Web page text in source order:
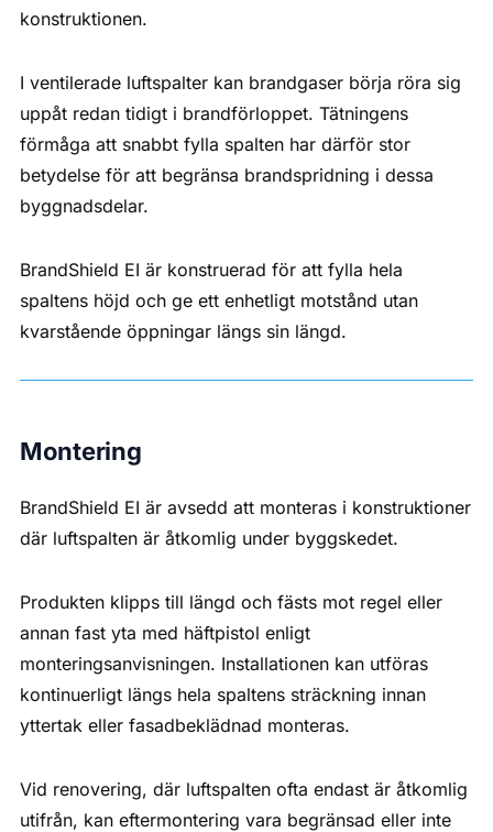
konstruktionen.
I ventilerade luftspalter kan brandgaser börja röra sig
uppåt redan tidigt i brandförloppet. Tätningens
förmåga att snabbt fylla spalten har därför stor
betydelse för att begränsa brandspridning i dessa
byggnadsdelar.
BrandShield EI är konstruerad för att fylla hela
spaltens höjd och ge ett enhetligt motstånd utan
kvarstående öppningar längs sin längd.
Montering
BrandShield EI är avsedd att monteras i konstruktioner
där luftspalten är åtkomlig under byggskedet.
Produkten klipps till längd och fästs mot regel eller
annan fast yta med häftpistol enligt
monteringsanvisningen. Installationen kan utföras
kontinuerligt längs hela spaltens sträckning innan
yttertak eller fasadbeklädnad monteras.
Vid renovering, där luftspalten ofta endast är åtkomlig
utifrån, kan eftermontering vara begränsad eller inte